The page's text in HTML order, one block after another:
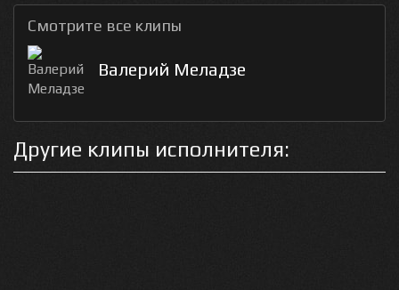
Смотрите все клипы
Валерий Меладзе
Другие клипы исполнителя: